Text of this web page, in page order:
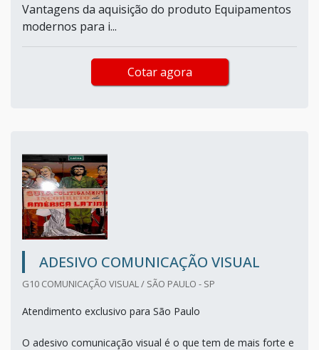
Vantagens da aquisição do produto Equipamentos
modernos para i...
Cotar agora
ADESIVO COMUNICAÇÃO VISUAL
G10 COMUNICAÇÃO VISUAL / SÃO PAULO - SP
Atendimento exclusivo para São Paulo
O adesivo comunicação visual é o que tem de mais forte e